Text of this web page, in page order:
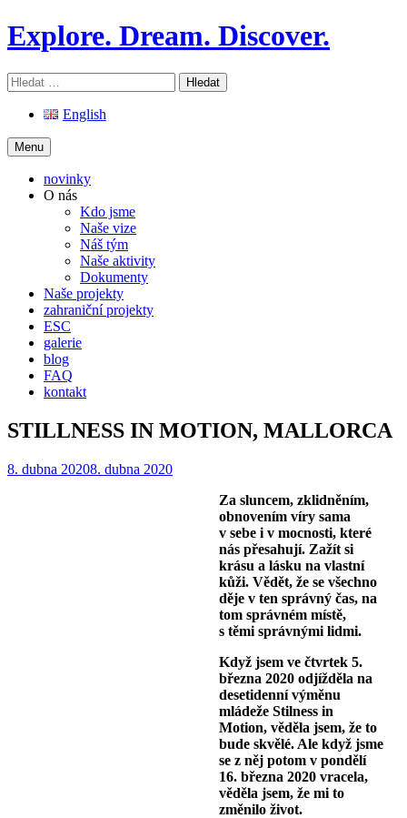
Skip
to
Explore. Dream. Discover.
Vyhledávání
English
Menu
novinky
O nás
Kdo jsme
Naše vize
Náš tým
Naše aktivity
Dokumenty
Naše projekty
zahraniční projekty
ESC
galerie
blog
FAQ
kontakt
STILLNESS IN MOTION, MALLORCA
8. dubna 20208. dubna 2020
Za sluncem, zklidněním,
obnovením víry sama
v sebe i v mocnosti, které
nás přesahují. Zažít si
krásu a lásku na vlastní
kůži. Vědět, že se všechno
děje v ten správný čas, na
tom správném místě,
s těmi správnými lidmi.
Když jsem ve čtvrtek 5.
března 2020 odjížděla na
desetidenní výměnu
mládeže Stilness in
Motion, věděla jsem, že to
bude skvělé. Ale když jsme
se z něj potom v pondělí
16. března 2020 vracela,
věděla jsem, že mi to
změnilo život.